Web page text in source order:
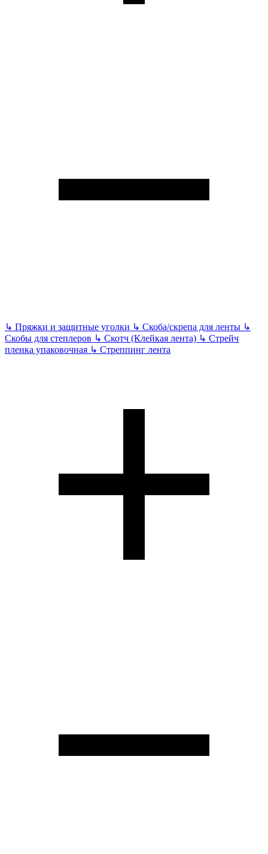
↳ Пряжки и защитные уголки ↳ Скоба/скрепа для ленты ↳
Скобы для степлеров ↳ Скотч (Клейкая лента) ↳ Стрейч
пленка упаковочная ↳ Стреппинг лента